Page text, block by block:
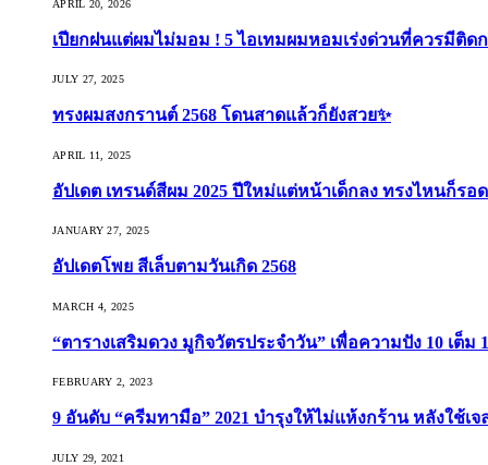
APRIL 20, 2026
เปียกฝนแต่ผมไม่มอม ! 5 ไอเทมผมหอมเร่งด่วนที่ควรมีติดก
JULY 27, 2025
ทรงผมสงกรานต์ 2568 โดนสาดแล้วก็ยังสวย✨
APRIL 11, 2025
อัปเดต เทรนด์สีผม 2025 ปีใหม่แต่หน้าเด็กลง ทรงไหนก็รอ
JANUARY 27, 2025
อัปเดตโพย สีเล็บตามวันเกิด 2568
MARCH 4, 2025
“ตารางเสริมดวง มูกิจวัตรประจำวัน” เพื่อความปัง 10 เต็ม
FEBRUARY 2, 2023
9 อันดับ “ครีมทามือ” 2021 บำรุงให้ไม่แห้งกร้าน หลังใช้เ
JULY 29, 2021